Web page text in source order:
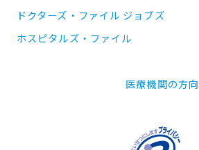
ドクターズ・ファイル ジョブズ
ホスピタルズ・ファイル
医療機関の方